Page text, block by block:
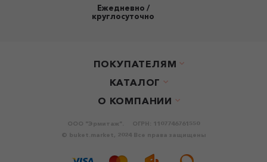
Ежедневно /
круглосуточно
ПОКУПАТЕЛЯМ
КАТАЛОГ
О КОМПАНИИ
ООО "Эрмитаж".
ОГРН: 1107746761550
© buket.market, 2024 Все права защищены